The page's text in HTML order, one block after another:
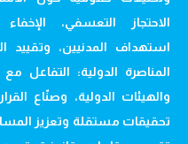
الاحتجاز التعسفي،
استهداف المدنيين، وتقييد
المناصرة الدولية: التفاعل مع
والهيئات الدولية، وصنّاع
تحقيقات مستقلة وتعزيز